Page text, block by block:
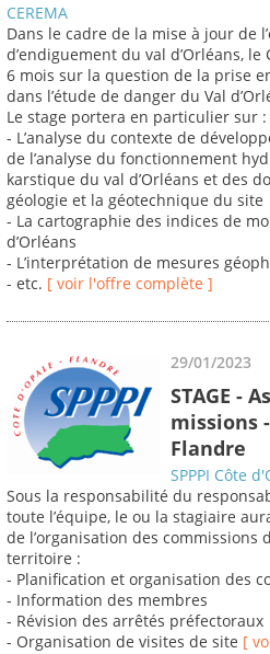
CEREMA
Dans le cadre de la mise à jour de
d’endiguement du val d’Orléans,
6 mois sur la question de la prise
dans l’étude de danger du Val
Le stage portera en particulier sur :
- L’analyse du contexte de
de l’analyse du fonctionnement
karstique du val d’Orléans et des
géologie et la géotechnique du site
- La cartographie des indices de
d’Orléans
- L’interprétation de mesures
- etc. [ voir l'offre complète ]
29/01/2023
STAGE -
missions
Flandre
SPPPI Côte
Sous la responsabilité du
toute l’équipe, le ou la stagiaire
de l’organisation des commissions
territoire :
- Planification et organisation des
- Information des membres
- Révision des arrêtés préfectoraux
- Organisation de visites de site [